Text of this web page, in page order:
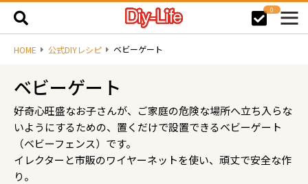
0
HOME 公式DIYレシピ ベビーゲート
ベビーゲート
好奇心旺盛なお子さんが、ご家庭の危険な場所へ立ち入らな
いようにするための、置くだけで設置できるベビーゲート
（ベビーフェンス）です。
イレクターと市販のワイヤーネットを使い、頑丈で安全な作
り。